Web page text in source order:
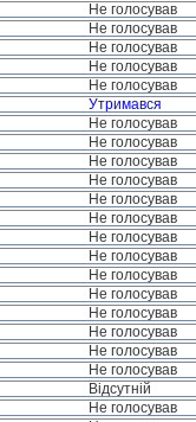
Не голосував
Не голосував
Не голосував
Не голосував
Не голосував
Утримався
Не голосував
Не голосував
Не голосував
Не голосував
Не голосував
Не голосував
Не голосував
Не голосував
Не голосував
Не голосував
Не голосував
Не голосував
Не голосував
Не голосував
Відсутній
Не голосував